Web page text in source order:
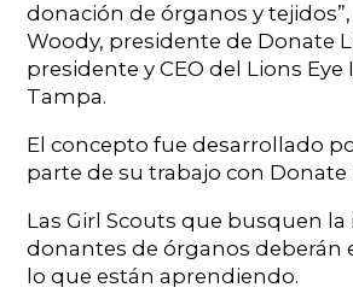
donación de órganos y
Woody, presidente de Donate
presidente y CEO del Lions
Tampa.
El concepto fue desarrollado
parte de su trabajo con Donate
Las Girl Scouts que busquen la
donantes de órganos deberán
lo que están aprendiendo.